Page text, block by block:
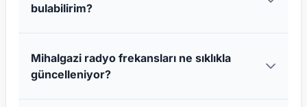
bulabilirim?
Mihalgazi radyo frekansları ne sıklıkla
güncelleniyor?